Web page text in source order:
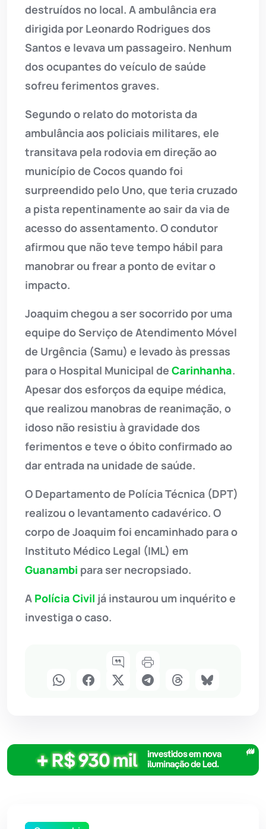
destruídos no local. A ambulância era
dirigida por Leonardo Rodrigues dos
Santos e levava um passageiro. Nenhum
dos ocupantes do veículo de saúde
sofreu ferimentos graves.
Segundo o relato do motorista da
ambulância aos policiais militares, ele
transitava pela rodovia em direção ao
município de Cocos quando foi
surpreendido pelo Uno, que teria cruzado
a pista repentinamente ao sair da via de
acesso do assentamento. O condutor
afirmou que não teve tempo hábil para
manobrar ou frear a ponto de evitar o
impacto.
Joaquim chegou a ser socorrido por uma
equipe do Serviço de Atendimento Móvel
de Urgência (Samu) e levado às pressas
para o Hospital Municipal de Carinhanha.
Apesar dos esforços da equipe médica,
que realizou manobras de reanimação, o
idoso não resistiu à gravidade dos
ferimentos e teve o óbito confirmado ao
dar entrada na unidade de saúde.
O Departamento de Polícia Técnica (DPT)
realizou o levantamento cadavérico. O
corpo de Joaquim foi encaminhado para o
Instituto Médico Legal (IML) em
Guanambi para ser necropsiado.
A Polícia Civil já instaurou um inquérito e
investiga o caso.